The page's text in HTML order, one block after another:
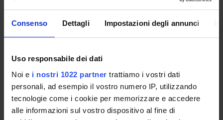
Consenso Dettagli Impostazioni degli annunci
Uso responsabile dei dati
Noi e i nostri 1022 partner trattiamo i vostri dati
personali, ad esempio il vostro numero IP, utilizzando
tecnologie come i cookie per memorizzare e accedere
alle informazioni sul vostro dispositivo al fine di